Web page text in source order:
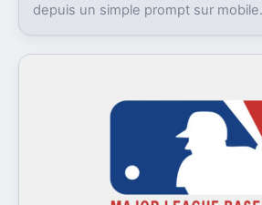
depuis un simple prompt sur